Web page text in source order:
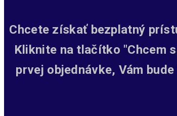
Chcete získať bezplatný
Kliknite na tlačítko "Chcem
prvej objednávke, Vám